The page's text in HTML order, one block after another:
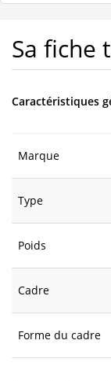
Sa fiche
Caractéristiques
Marque
Type
Poids
Cadre
Forme du cadre